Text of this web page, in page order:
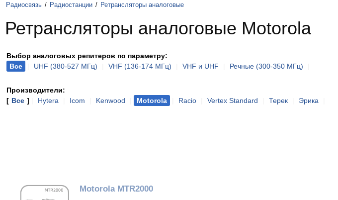
Радиосвязь / Радиостанции / Ретрансляторы аналоговые
Ретрансляторы аналоговые Motorola
Выбор аналоговых репитеров по параметру:
Все
UHF (380-527 МГц) VHF (136-174 МГц) VHF и UHF Речные (300-350 МГц)
Производители:
[ Все ] Hytera Icom Kenwood Motorola Racio Vertex Standard Терек Эрика
Motorola MTR2000